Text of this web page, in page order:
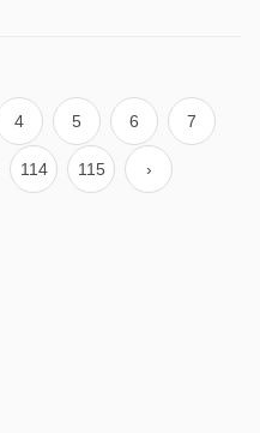
4 5 6 7
114 115 ›